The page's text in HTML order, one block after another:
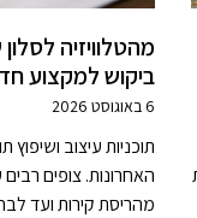
מהטלוויזיה
ביקוש למקצוע
6 באוגוסט 2026
תוכניות עיצוב
האחרונות. צופים
מהריסת קירות ועד